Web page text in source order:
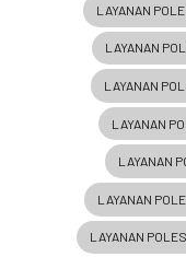
LAYANAN
LAYANAN
LAYANAN
LAYANAN
LAYANAN
LAYANAN
LAYANAN